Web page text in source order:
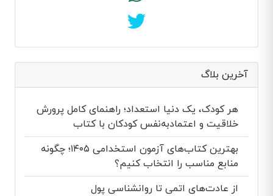
آخرین بلاگ
هر کودک، یک دنیا استعداد؛ راهنمای کامل پرورش
خلاقیت و اعتمادبه‌نفس کودکان با کتاب
بهترین کتاب‌های آزمون استخدامی ۱۴۰۵؛ چگونه
منابع مناسب را انتخاب کنیم؟
از عادت‌های اتمی تا روانشناسی پول